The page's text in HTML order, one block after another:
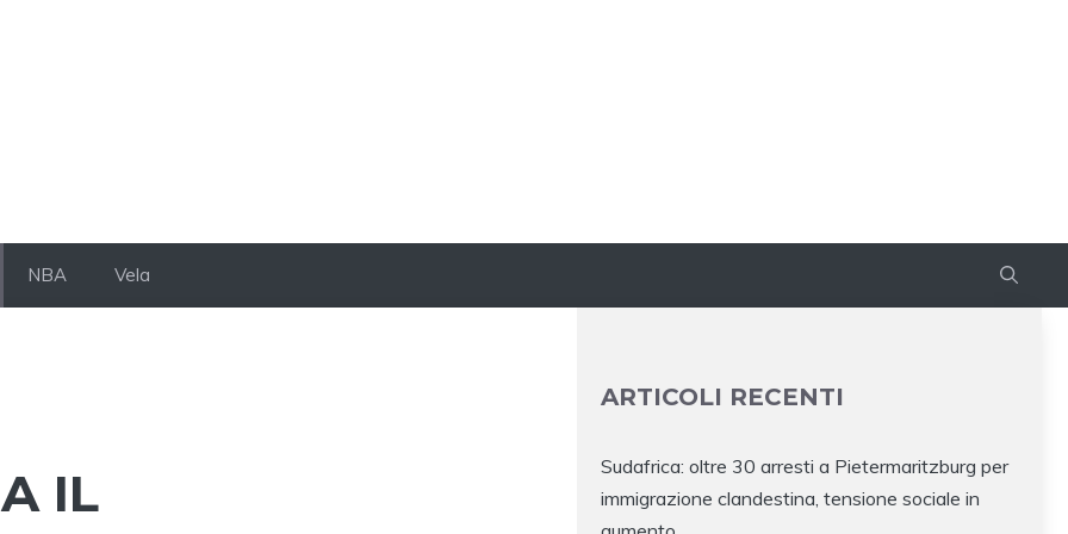
NBA Vela
IL
ARTICOLI RECENTI
Sudafrica: oltre 30 arresti a Pietermaritzburg per
immigrazione clandestina, tensione sociale in